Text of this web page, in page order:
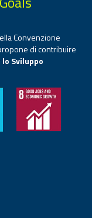
Convenzione
di contribuire
Sviluppo